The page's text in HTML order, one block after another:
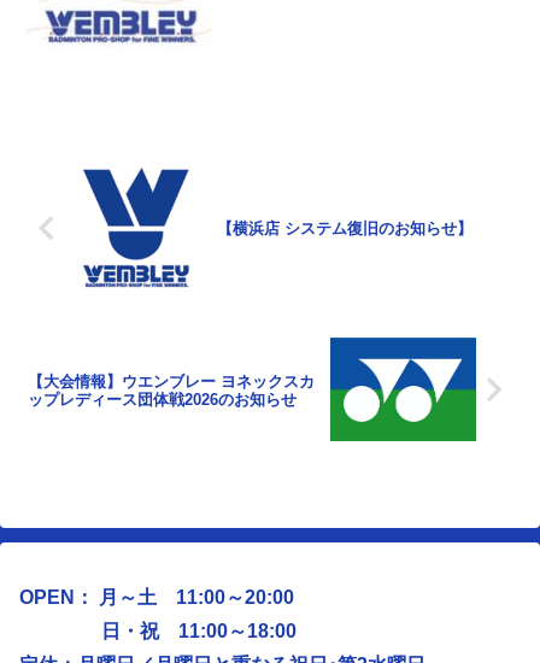
【横浜店 システム復旧のお知らせ】
【大会情報】ウエンブレー ヨネックスカ
ップレディース団体戦2026のお知らせ
OPEN： 月～土 11:00～20:00
日・祝 11:00～18:00